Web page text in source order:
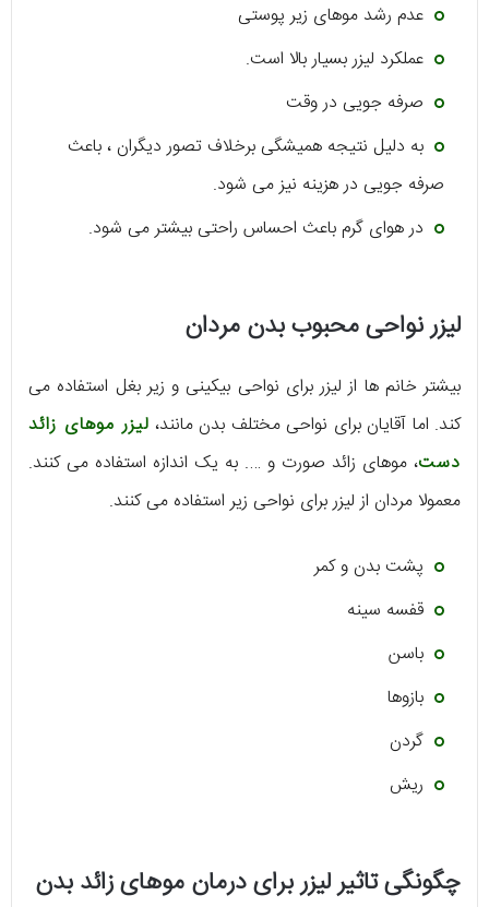
عدم رشد موهای زیر پوستی
عملکرد لیزر بسیار بالا است.
صرفه جویی در وقت
به دلیل نتیجه همیشگی برخلاف تصور دیگران ، باعث
صرفه جویی در هزینه نیز می شود.
در هوای گرم باعث احساس راحتی بیشتر می شود.
لیزر نواحی محبوب بدن مردان
بیشتر خانم ها از لیزر برای نواحی بیکینی و زیر بغل استفاده می
کند. اما آقایان برای نواحی مختلف بدن مانند، لیزر موهای زائد
دست، موهای زائد صورت و …. به یک اندازه استفاده می کنند.
معمولا مردان از لیزر برای نواحی زیر استفاده می کنند.
پشت بدن و کمر
قفسه سینه
باسن
بازوها
گردن
ریش
چگونگی تاثیر لیزر برای درمان موهای زائد بدن